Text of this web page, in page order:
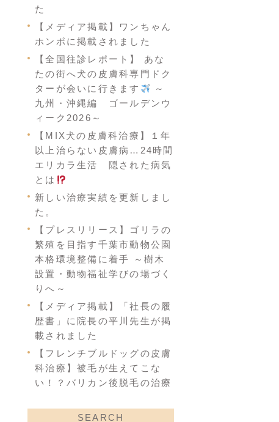
た
【メディア掲載】ワンちゃん
ホンポに掲載されました
【全国往診レポート】 あな
たの街へ犬の皮膚科専門ドク
ターが会いに行きます
～
九州・沖縄編 ゴールデンウ
ィーク2026～
【MIX犬の皮膚科治療】１年
以上治らない皮膚病…24時間
エリカラ生活 隠された病気
とは
新しい治療実績を更新しまし
た。
【プレスリリース】ゴリラの
繁殖を目指す千葉市動物公園
本格環境整備に着手 ～樹木
設置・動物福祉学びの場づく
りへ～
【メディア掲載】「社長の履
歴書」に院長の平川先生が掲
載されました
【フレンチブルドッグの皮膚
科治療】被毛が生えてこな
い！？バリカン後脱毛の治療
SEARCH